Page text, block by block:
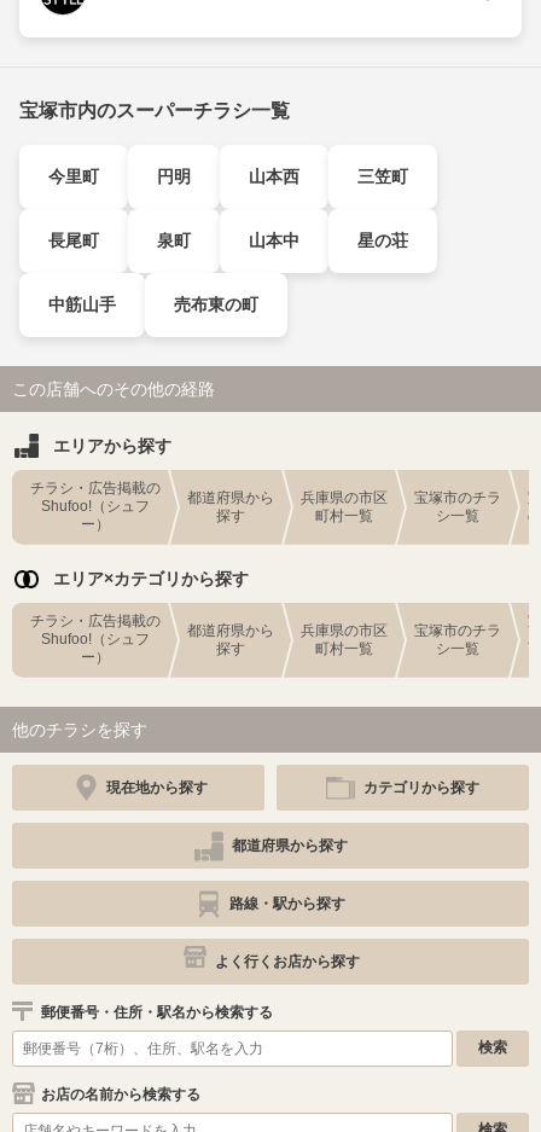
宝塚市内のスーパーチラシ一覧
今里町 円明 山本西 三笠町
長尾町 泉町 山本中 星の荘
中筋山手 売布東の町
この店舗へのその他の経路
エリアから探す
チラシ・広告掲載の
Shufoo!（シュフ
ー）
都道府県から
探す
兵庫県の市区
町村一覧
宝塚市のチラ
シ一覧
エリア×カテゴリから探す
チラシ・広告掲載の
Shufoo!（シュフ
ー）
都道府県から
探す
兵庫県の市区
町村一覧
宝塚市のチラ
シ一覧
他のチラシを探す
現在地から探す カテゴリから探す
都道府県から探す
路線・駅から探す
よく行くお店から探す
郵便番号・住所・駅名から検索する
お店の名前から検索する